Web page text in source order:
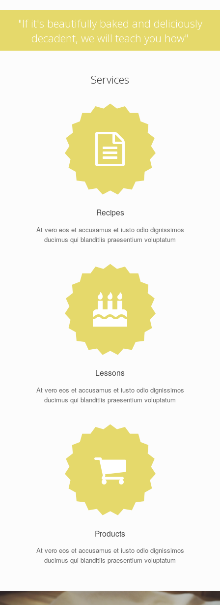
"If it's beautifully baked and deliciously
decadent, we will teach you how"
Services
Recipes
At vero eos et accusamus et iusto odio dignissimos
ducimus qui blanditiis praesentium voluptatum
Lessons
At vero eos et accusamus et iusto odio dignissimos
ducimus qui blanditiis praesentium voluptatum
Products
At vero eos et accusamus et iusto odio dignissimos
ducimus qui blanditiis praesentium voluptatum